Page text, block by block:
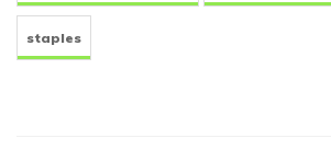
staples